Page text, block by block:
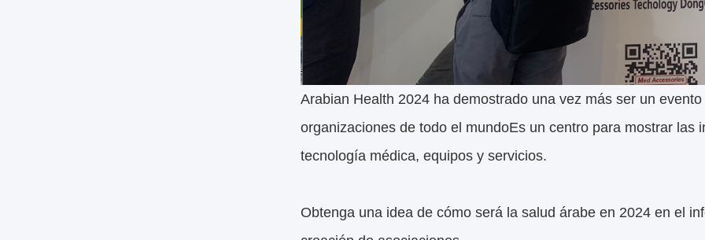
Arabian Health 2024 ha demostrado una vez más ser un
organizaciones de todo el mundoEs un centro para mostrar las
tecnología médica, equipos y servicios.
Obtenga una idea de cómo será la salud árabe en 2024 en el